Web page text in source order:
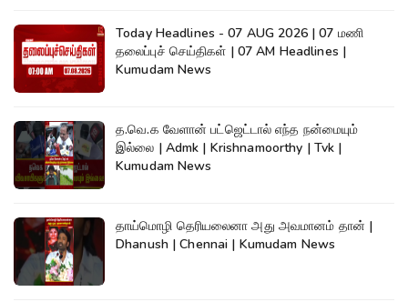
Today Headlines - 07 AUG 2026 | 07 மணி
தலைப்புச் செய்திகள் | 07 AM Headlines |
Kumudam News
த.வெ.க வேளான் பட்ஜெட்டால் எந்த நன்மையும்
இல்லை | Admk | Krishnamoorthy | Tvk |
Kumudam News
தாய்மொழி தெரியலைனா அது அவமானம் தான் |
Dhanush | Chennai | Kumudam News